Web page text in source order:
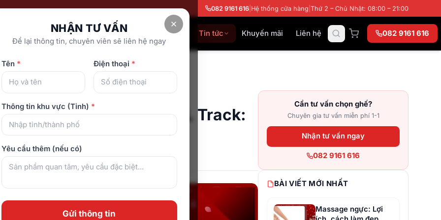
082 9161 616 Hệ thống cửa hàng Thứ 2 – Chủ Nhật: 08:00 – 21:00
Showroom Về chúng tôi Tra cứu bảo hành Tin tức Khuyến mãi Liên hệ 082 9161 616
Nên chọn loại nào?
Massage
trục S Track và SL Track:
loại nào?
1, 2026
Cần tư vấn chọn ghế?
Chuyên gia tư vấn miễn phí 1-1
Nhận tư vấn ngay
082 9161 616
BÀI VIẾT MỚI NHẤT
Massage ngực: Lợi
NHẬN TƯ VẤN
Để lại thông tin, chuyên viên sẽ liên hệ ngay
Tên * Điện thoại *
Thông tin khu vực (Tỉnh) *
Yêu cầu thêm (nếu có)
Gửi thông tin